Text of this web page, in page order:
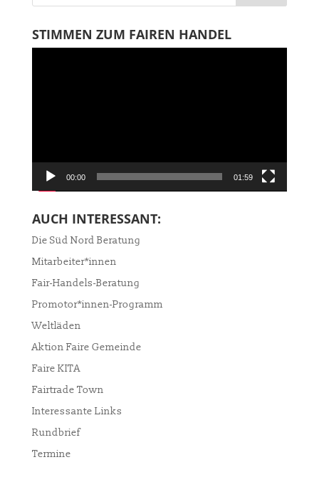
STIMMEN ZUM FAIREN HANDEL
00:00 01:59
AUCH INTERESSANT:
Die Süd Nord Beratung
Mitarbeiter*innen
Fair-Handels-Beratung
Promotor*innen-Programm
Weltläden
Aktion Faire Gemeinde
Faire KITA
Fairtrade Town
Interessante Links
Rundbrief
Termine